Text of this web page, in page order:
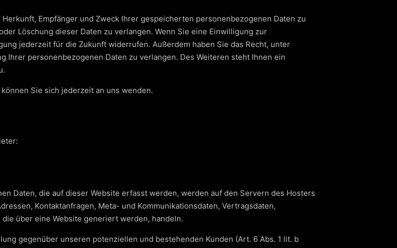
Empfänger und Zweck Ihrer gespeicherten personenbezogenen Daten zu
Löschung dieser Daten zu verlangen. Wenn Sie eine Einwilligung zur
jederzeit für die Zukunft widerrufen. Außerdem haben Sie das Recht, unter
Ihrer personenbezogenen Daten zu verlangen. Des Weiteren steht Ihnen ein
Sie sich jederzeit an uns wenden.
Daten, die auf dieser Website erfasst werden, werden auf den Servern des Hosters
Kontaktanfragen, Meta- und Kommunikationsdaten, Vertragsdaten,
über eine Website generiert werden, handeln.
gegenüber unseren potenziellen und bestehenden Kunden (Art. 6 Abs. 1 lit. b